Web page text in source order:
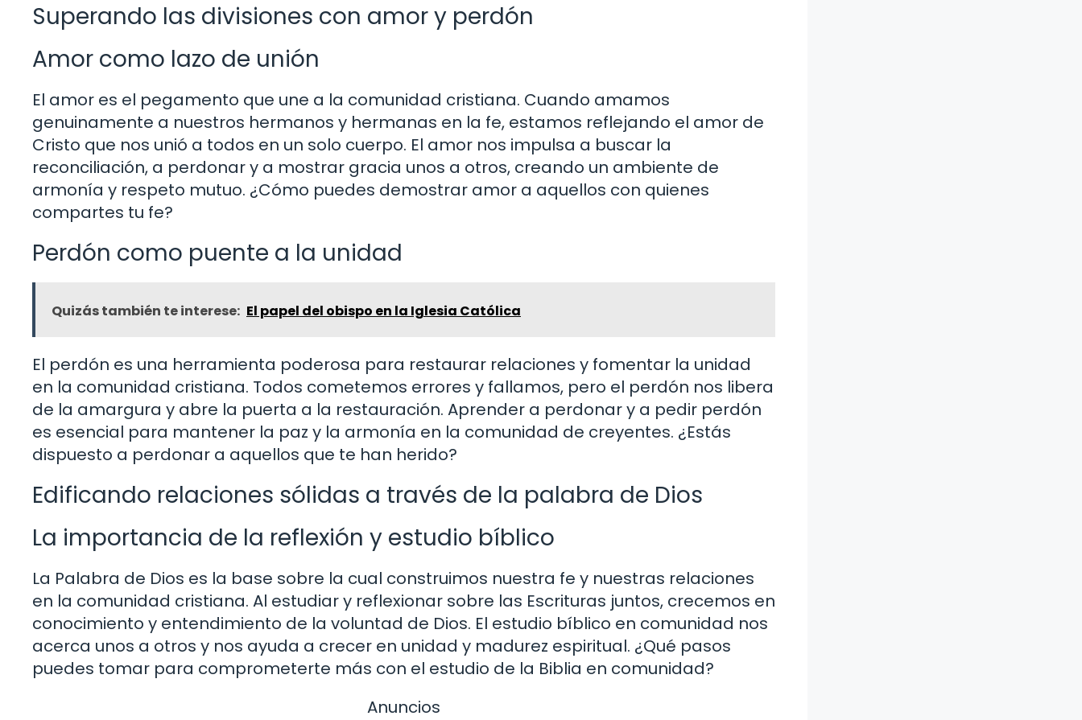
Superando las divisiones con amor y perdón
Amor como lazo de unión
El amor es el pegamento que une a la comunidad cristiana. Cuando amamos
genuinamente a nuestros hermanos y hermanas en la fe, estamos reflejando el amor de
Cristo que nos unió a todos en un solo cuerpo. El amor nos impulsa a buscar la
reconciliación, a perdonar y a mostrar gracia unos a otros, creando un ambiente de
armonía y respeto mutuo. ¿Cómo puedes demostrar amor a aquellos con quienes
compartes tu fe?
Perdón como puente a la unidad
Quizás también te interese: El papel del obispo en la Iglesia Católica
El perdón es una herramienta poderosa para restaurar relaciones y fomentar la unidad
en la comunidad cristiana. Todos cometemos errores y fallamos, pero el perdón nos libera
de la amargura y abre la puerta a la restauración. Aprender a perdonar y a pedir perdón
es esencial para mantener la paz y la armonía en la comunidad de creyentes. ¿Estás
dispuesto a perdonar a aquellos que te han herido?
Edificando relaciones sólidas a través de la palabra de Dios
La importancia de la reflexión y estudio bíblico
La Palabra de Dios es la base sobre la cual construimos nuestra fe y nuestras relaciones
en la comunidad cristiana. Al estudiar y reflexionar sobre las Escrituras juntos, crecemos en
conocimiento y entendimiento de la voluntad de Dios. El estudio bíblico en comunidad nos
acerca unos a otros y nos ayuda a crecer en unidad y madurez espiritual. ¿Qué pasos
puedes tomar para comprometerte más con el estudio de la Biblia en comunidad?
Anuncios